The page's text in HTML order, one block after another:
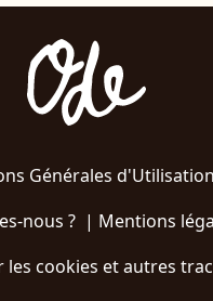
Générales
nous ?| Mentions
les cookies et autres